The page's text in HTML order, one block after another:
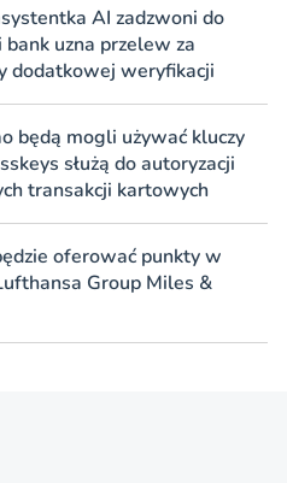
AI zadzwoni do
uzna przelew za
dodatkowej weryfikacji
będą mogli używać kluczy
służą do autoryzacji
transakcji kartowych
oferować punkty w
Group Miles &